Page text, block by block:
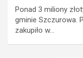
Ponad 3 miliony
gminie Szczurowa.
zakupiło w…